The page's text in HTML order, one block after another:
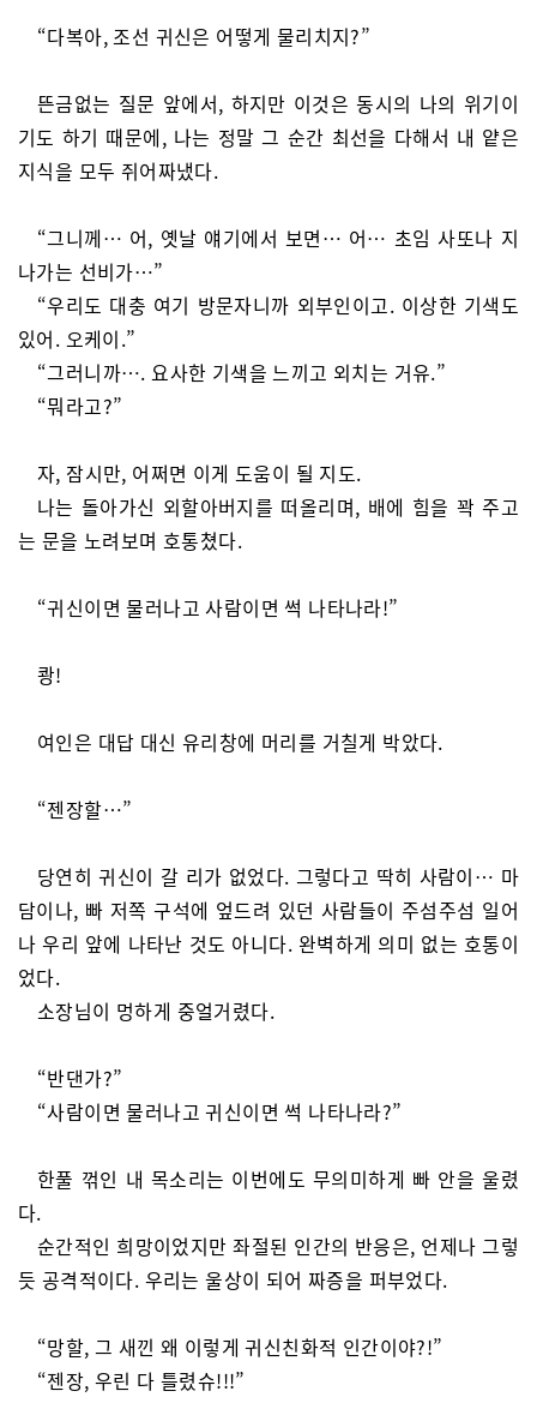
“다복아, 조선 귀신은 어떻게 물리치지?”
뜬금없는 질문 앞에서, 하지만 이것은 동시의 나의 위기이
기도 하기 때문에, 나는 정말 그 순간 최선을 다해서 내 얕은
지식을 모두 쥐어짜냈다.
“그니께… 어, 옛날 얘기에서 보면… 어… 초임 사또나 지
나가는 선비가…”
“우리도 대충 여기 방문자니까 외부인이고. 이상한 기색도
있어. 오케이.”
“그러니까…. 요사한 기색을 느끼고 외치는 거유.”
“뭐라고?”
자, 잠시만, 어쩌면 이게 도움이 될 지도.
나는 돌아가신 외할아버지를 떠올리며, 배에 힘을 꽉 주고
는 문을 노려보며 호통쳤다.
“귀신이면 물러나고 사람이면 썩 나타나라!”
쾅!
여인은 대답 대신 유리창에 머리를 거칠게 박았다.
“젠장할…”
당연히 귀신이 갈 리가 없었다. 그렇다고 딱히 사람이… 마
담이나, 빠 저쪽 구석에 엎드려 있던 사람들이 주섬주섬 일어
나 우리 앞에 나타난 것도 아니다. 완벽하게 의미 없는 호통이
었다.
소장님이 멍하게 중얼거렸다.
“반댄가?”
“사람이면 물러나고 귀신이면 썩 나타나라?”
한풀 꺾인 내 목소리는 이번에도 무의미하게 빠 안을 울렸
다.
순간적인 희망이었지만 좌절된 인간의 반응은, 언제나 그렇
듯 공격적이다. 우리는 울상이 되어 짜증을 퍼부었다.
“망할, 그 새낀 왜 이렇게 귀신친화적 인간이야?!”
“젠장, 우린 다 틀렸슈!!!”